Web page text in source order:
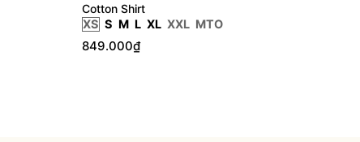
Cotton Shirt
XS S M L XL XXL MTO
849.000₫